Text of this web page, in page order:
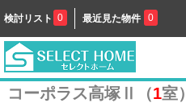
検討リスト 0 最近見た物件 0
コーポラス高塚Ⅱ（1室）